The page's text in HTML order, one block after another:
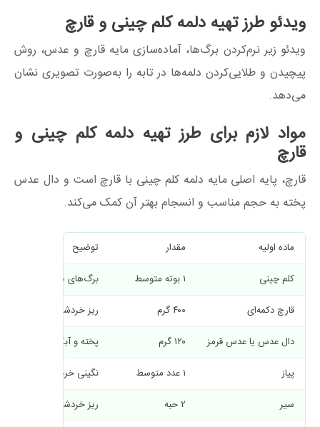
ویدئو طرز تهیه دلمه کلم چینی و قارچ
ویدئو زیر نرم‌کردن برگ‌ها، آماده‌سازی مایه قارچ و عدس، روش
پیچیدن و طلایی‌کردن دلمه‌ها در تابه را به‌صورت تصویری نشان
می‌دهد.
مواد لازم برای طرز تهیه دلمه کلم چینی و
قارچ
قارچ، پایه اصلی مایه دلمه کلم چینی با قارچ است و دال عدس
پخته به حجم مناسب و انسجام بهتر آن کمک می‌کند.
ماده اولیه مقدار
توضیح
کلم چینی
۱ بوته متوسط
برگ‌های سالم و
قارچ دکمه‌ای
۴۰۰ گرم
ریز خردشده
دال عدس یا عدس قرمز
۱۲۰ گرم
پخته و آبکش‌شده
پیاز
۱ عدد متوسط
نگینی خردشده
سیر
۲ حبه
ریز خردشده